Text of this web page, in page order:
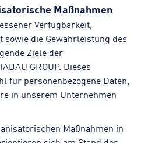
Maßnahmen
Verfügbarkeit,
die Gewährleistung des
Ziele der
GROUP. Dieses
für personenbezogene Daten,
in unserem Unternehmen
Maßnahmen in